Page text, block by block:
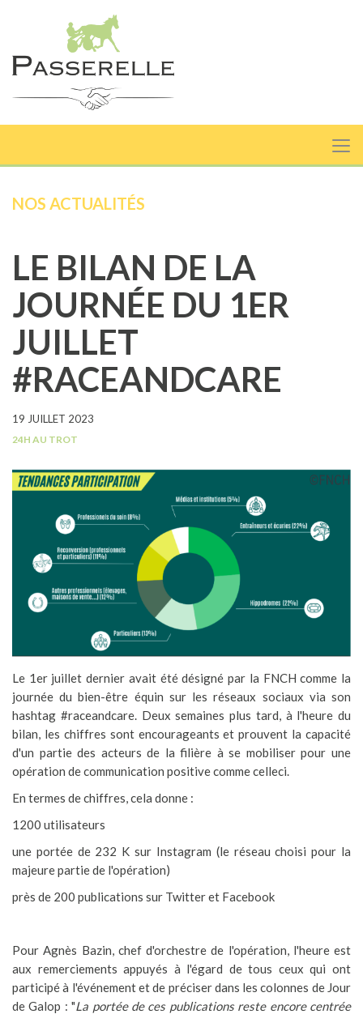
NOS ACTUALITÉS
LE BILAN DE LA
JOURNÉE DU 1ER
JUILLET
#RACEANDCARE
19 JUILLET 2023
24H AU TROT
Le 1er juillet dernier avait été désigné par la FNCH comme la
journée du bien-être équin sur les réseaux sociaux via son
hashtag #raceandcare. Deux semaines plus tard, à l'heure du
bilan, les chiffres sont encourageants et prouvent la capacité
d'un partie des acteurs de la filière à se mobiliser pour une
opération de communication positive comme celleci.
En termes de chiffres, cela donne :
1200 utilisateurs
une portée de 232 K sur Instagram (le réseau choisi pour la
majeure partie de l'opération)
près de 200 publications sur Twitter et Facebook
Pour Agnès Bazin, chef d'orchestre de l'opération, l'heure est
aux remerciements appuyés à l'égard de tous ceux qui ont
participé à l'événement et de préciser dans les colonnes de Jour
de Galop : "La portée de ces publications reste encore centrée